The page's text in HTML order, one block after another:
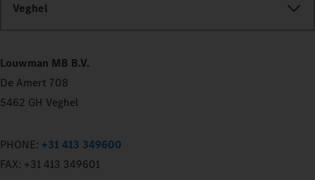
Veghel
Louwman MB B.V.
De Amert 708
5462 GH Veghel
PHONE: +31 413 349600
FAX: +31 413 349601